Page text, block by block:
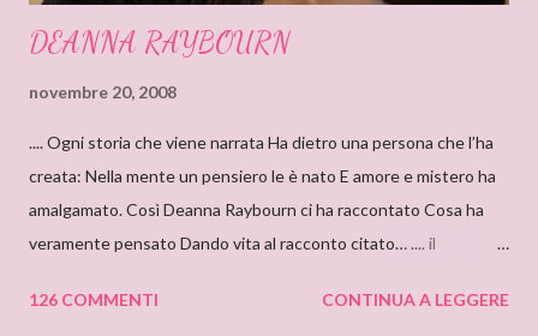
DEANNA RAYBOURN
novembre 20, 2008
.... Ogni storia che viene narrata Ha dietro una persona che l’ha
creata: Nella mente un pensiero le è nato E amore e mistero ha
amalgamato. Così Deanna Raybourn ci ha raccontato Cosa ha
veramente pensato Dando vita al racconto citato… .... il
RAYBOURN Ciao Deanna, posso solo iniziare dicendo che sono
126 COMMENTI CONTINUA A LEGGERE